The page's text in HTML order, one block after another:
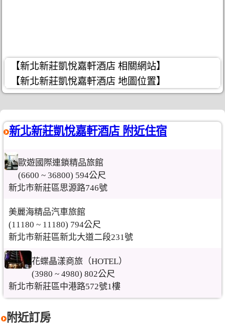
【新北新莊凱悅嘉軒酒店 相關網站】
【新北新莊凱悅嘉軒酒店 地圖位置】
新北新莊凱悅嘉軒酒店 附近住宿
歐遊國際連鎖精品旅館
(6600 ~ 36800) 594公尺
新北市新莊區思源路746號
美麗海精品汽車旅館
(11180 ~ 11180) 794公尺
新北市新莊區新北大道二段231號
花蝶晶漾商旅（HOTEL）
(3980 ~ 4980) 802公尺
新北市新莊區中港路572號1樓
附近訂房